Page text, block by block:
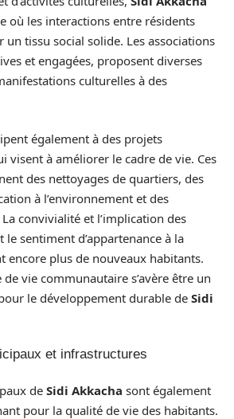
où les interactions entre résidents
tissu social solide. Les associations
et engagées, proposent diverses
culturelles à des
également à des projets
visent à améliorer le cadre de vie. Ces
des nettoyages de quartiers, des
à l’environnement et des
convivialité et l’implication des
sentiment d’appartenance à la
encore plus de nouveaux habitants.
vie communautaire s’avère être un
le développement durable de Sidi
et infrastructures
de Sidi Akkacha sont également
pour la qualité de vie des habitants.